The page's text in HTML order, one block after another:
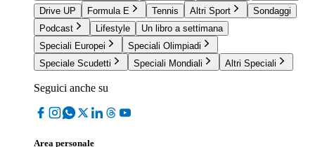
Drive UP
Formula E Tennis Altri Sport
Sondaggi
Podcast
Lifestyle
Un libro a settimana
Speciali Europei
Speciali Olimpiadi
Speciale Scudetti
Speciali Mondiali Altri Speciali
Seguici anche su
Area personale